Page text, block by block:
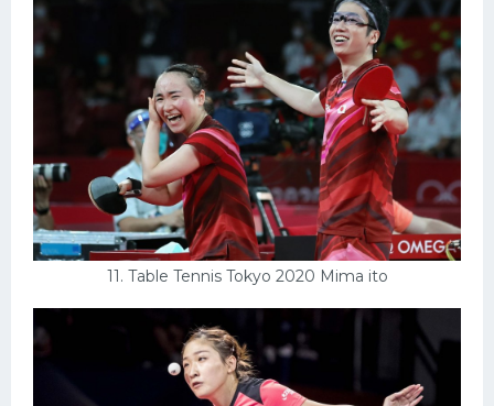
11. Table Tennis Tokyo 2020 Mima ito